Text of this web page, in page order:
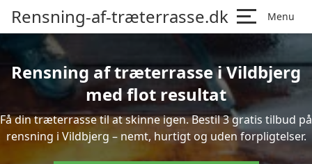
Rensning-af-træterrasse.dk Menu
Rensning af træterrasse i Vildbjerg
med flot resultat
Få din træterrasse til at skinne igen. Bestil 3 gratis tilbud på
rensning i Vildbjerg – nemt, hurtigt og uden forpligtelser.